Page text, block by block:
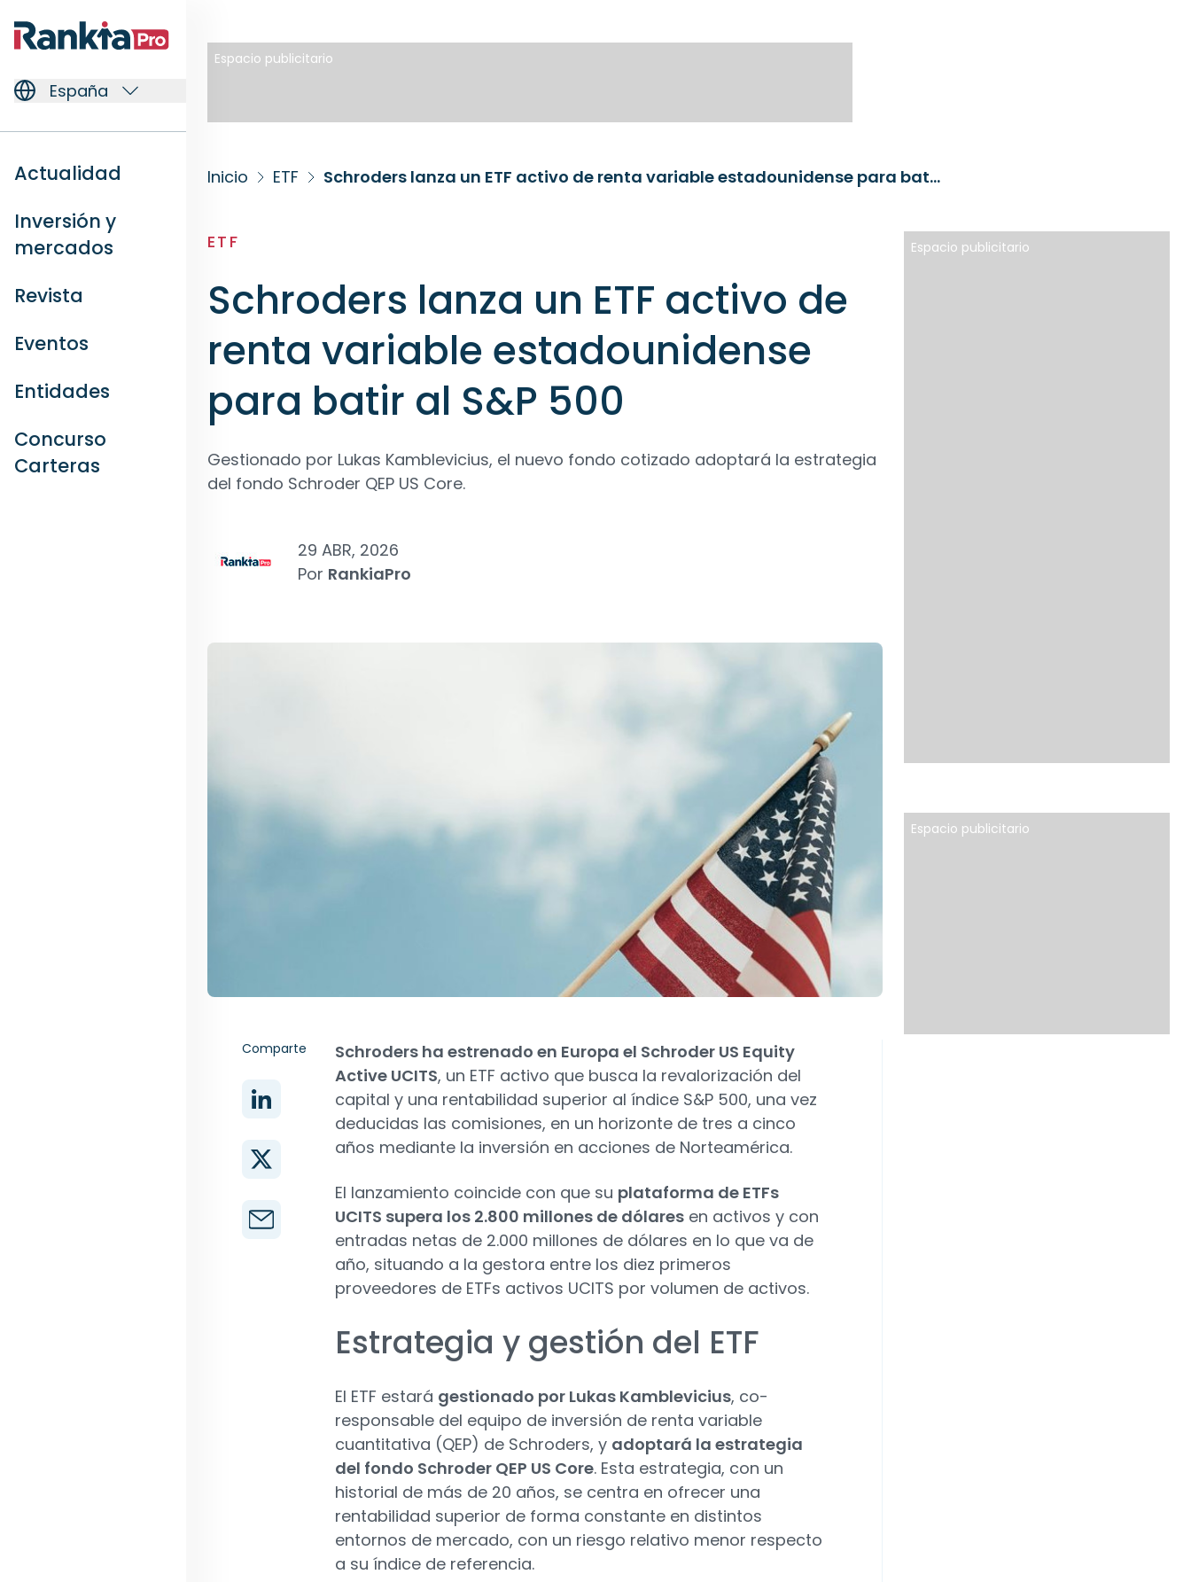
España
Actualidad
Inversión y
mercados
Revista
Eventos
Entidades
Concurso
Carteras
Espacio publicitario
Inicio ETF Schroders lanza un ETF activo de renta variable estadounidense para batir al S&P 500
ETF
Schroders lanza un ETF activo de
renta variable estadounidense
para batir al S&P 500
Gestionado por Lukas Kamblevicius, el nuevo fondo cotizado adoptará la estrategia
del fondo Schroder QEP US Core.
29 ABR, 2026
Por RankiaPro
Comparte
Schroders ha estrenado en Europa el Schroder US Equity
Active UCITS, un ETF activo que busca la revalorización del
capital y una rentabilidad superior al índice S&P 500, una vez
deducidas las comisiones, en un horizonte de tres a cinco
años mediante la inversión en acciones de Norteamérica.
El lanzamiento coincide con que su plataforma de ETFs
UCITS supera los 2.800 millones de dólares en activos y con
entradas netas de 2.000 millones de dólares en lo que va de
año, situando a la gestora entre los diez primeros
proveedores de ETFs activos UCITS por volumen de activos.
Estrategia y gestión del ETF
El ETF estará gestionado por Lukas Kamblevicius, co-
responsable del equipo de inversión de renta variable
cuantitativa (QEP) de Schroders, y adoptará la estrategia
del fondo Schroder QEP US Core. Esta estrategia, con un
historial de más de 20 años, se centra en ofrecer una
rentabilidad superior de forma constante en distintos
entornos de mercado, con un riesgo relativo menor respecto
a su índice de referencia.
Espacio publicitario
Espacio publicitario